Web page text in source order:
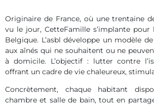
Originaire de France, où une trentaine
vu le jour, CetteFamille s’implante
Belgique. L’asbl développe un modèle
aux aînés qui ne souhaitent ou ne
à domicile. L’objectif : lutter contre
offrant un cadre de vie chaleureux,
Concrètement, chaque habitant
chambre et salle de bain, tout en